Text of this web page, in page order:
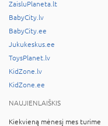
ZaisluPlaneta.lt
BabyCity.lv
BabyCity.ee
Jukukeskus.ee
ToysPlanet.lv
KidZone.lv
KidZone.ee
NAUJIENLAIŠKIS
Kiekvieną mėnesį mes turime